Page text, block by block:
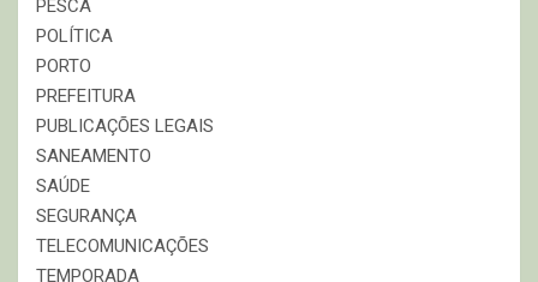
PESCA
POLÍTICA
PORTO
PREFEITURA
PUBLICAÇÕES LEGAIS
SANEAMENTO
SAÚDE
SEGURANÇA
TELECOMUNICAÇÕES
TEMPORADA